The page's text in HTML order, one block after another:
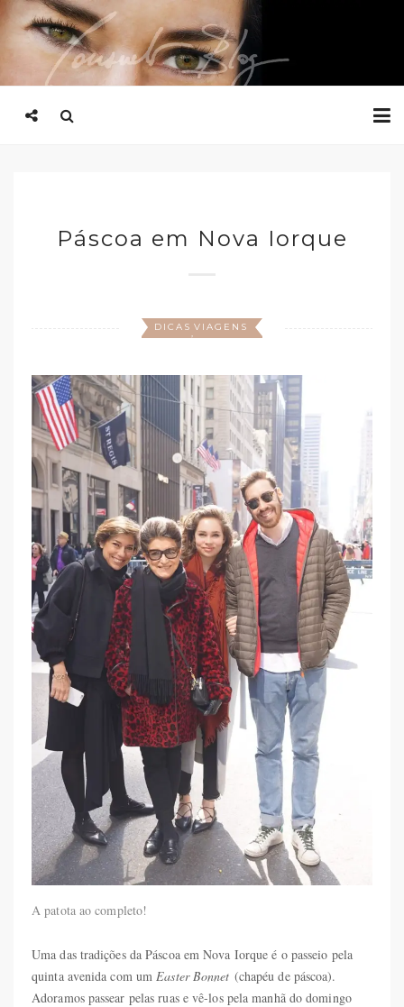
Páscoa em Nova Iorque
DICAS
,
VIAGENS
A patota ao completo!
Uma das tradições da Páscoa em Nova Iorque é o passeio pela
quinta avenida com umEaster Bonnet (chapéu de páscoa).
Adoramos passear pelas ruas e vê-los pela manhã do domingo